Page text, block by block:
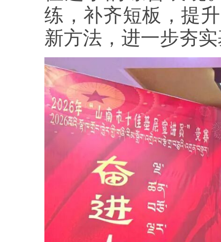
练，补齐短板，提
新方法，进一步夯